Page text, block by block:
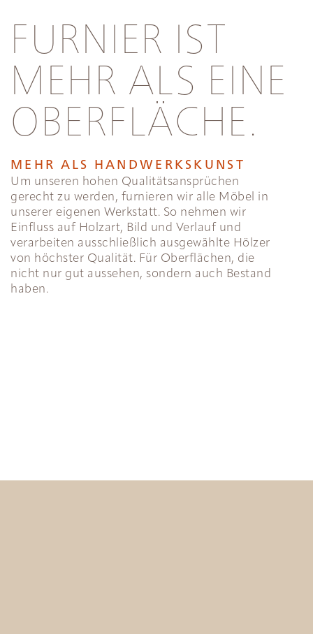
FURNIER IST
MEHR ALS EINE
OBERFLÄCHE.
MEHR ALS HANDWERKSKUNST
Um unseren hohen Qualitätsansprüchen
gerecht zu werden, furnieren wir alle Möbel in
unserer eigenen Werkstatt. So nehmen wir
Einfluss auf Holzart, Bild und Verlauf und
verarbeiten ausschließlich ausgewählte Hölzer
von höchster Qualität. Für Oberflächen, die
nicht nur gut aussehen, sondern auch Bestand
haben.